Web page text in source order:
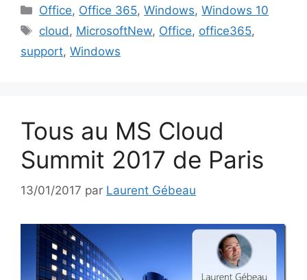
Catégories
Office, Office 365,Windows,Windows 10
Étiquettes
cloud, MicrosoftNew, Office, office365,
support, Windows
Tous au MS Cloud
Summit 2017 de Paris
13/01/2017 par Laurent Gébeau